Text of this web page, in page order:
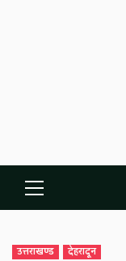
Primary
Menu
उत्तराखण्ड देहरादून